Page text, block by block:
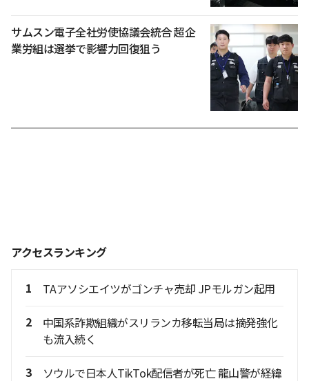
サムスン電子全社労使協議会統合 超企
業労組は選挙で影響力回復狙う
アクセスランキング
1 TAアソシエイツがゴンチャ売却 JPモルガン起用
2
中国系詐欺組織がスリランカ移転当局は摘発強化
も流入続く
3
ソウルで日本人TikTok配信者が死亡 龍山警が経緯